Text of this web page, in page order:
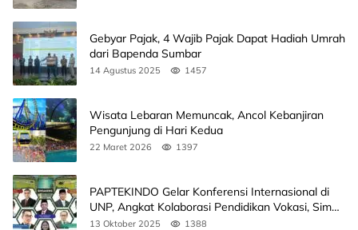
Gebyar Pajak, 4 Wajib Pajak Dapat Hadiah Umrah
dari Bapenda Sumbar
14 Agustus 2025 1457
Wisata Lebaran Memuncak, Ancol Kebanjiran
Pengunjung di Hari Kedua
22 Maret 2026 1397
PAPTEKINDO Gelar Konferensi Internasional di
UNP, Angkat Kolaborasi Pendidikan Vokasi, Simak
Agendanya
13 Oktober 2025 1388